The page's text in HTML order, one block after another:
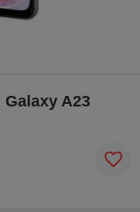
Galaxy A23